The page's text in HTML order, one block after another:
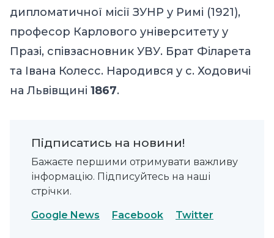
дипломатичної місії ЗУНР у Римі (1921),
професор Карлового університету у
Празі, співзасновник УВУ. Брат Філарета
та Івана Колесс. Народився у с. Ходовичі
на Львівщині 1867.
Підписатись на новини!
Бажаєте першими отримувати важливу
інформацію. Підписуйтесь на наші
стрічки.
Google News Facebook Twitter